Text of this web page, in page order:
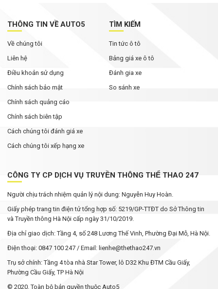
THÔNG TIN VỀ AUTO5
Về chúng tôi
Liên hệ
Điều khoản sử dụng
Chính sách bảo mật
Chính sách quảng cáo
Chính sách biên tập
Cách chúng tôi đánh giá xe
Cách chúng tôi xếp hạng xe
TÌM KIẾM
Tin tức ô tô
Bảng giá xe ô tô
Đánh gia xe
So sánh xe
CÔNG TY CP DỊCH VỤ TRUYỀN THÔNG THỂ THAO 247
Người chịu trách nhiệm quản lý nội dung: Nguyễn Huy Hoàn.
Giấy phép trang tin điện tử tổng hợp số: 5219/GP-TTĐT do Sở Thông tin
và Truyền thông Hà Nội cấp ngày 31/10/2019.
Địa chỉ giao dịch: Tầng 4, số 248 Lương Thế Vinh, Phường Đại Mỗ, Hà Nội.
Điện thoại: 0847 100 247 / Email: lienhe@thethao247.vn
Trụ sở chính: Tầng 4 tòa nhà Star Tower, lô D32 Khu ĐTM Cầu Giấy,
Phường Cầu Giấy, TP Hà Nội
© 2020. Toàn bộ bản quyền thuộc Auto5